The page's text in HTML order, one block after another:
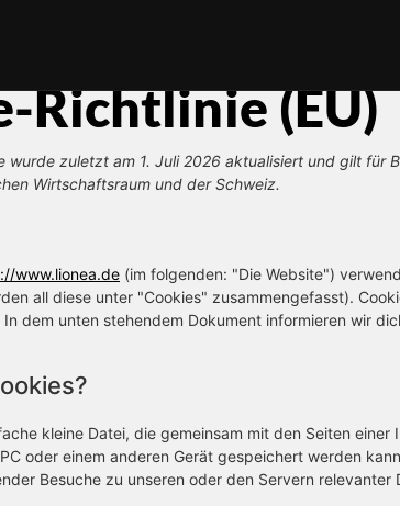
Richtlinie (EU)
wurde zuletzt am 1. Juli 2026 aktualisiert und gilt für
Wirtschaftsraum und der Schweiz.
www.lionea.de (im folgenden: "Die Website")
all diese unter "Cookies" zusammengefasst).
dem unten stehendem Dokument informieren wir
kleine Datei, die gemeinsam mit den Seiten
oder einem anderen Gerät gespeichert werden
Besuche zu unseren oder den Servern